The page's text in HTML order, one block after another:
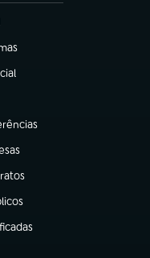
aba)
aba)